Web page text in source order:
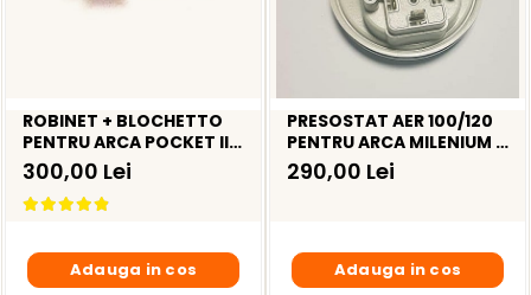
ROBINET + BLOCHETTO
PENTRU ARCA POCKET II /
PIXEL -
AST0900P+BRI0900P
300,00 Lei
Adauga in cos
PRESOSTAT AER 100/120
PENTRU ARCA MILENIUM /
POCKET I - PRS0003P1
290,00 Lei
Adauga in cos